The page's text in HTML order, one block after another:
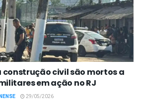
civil são mortos a
em ação no RJ
29/05/2026